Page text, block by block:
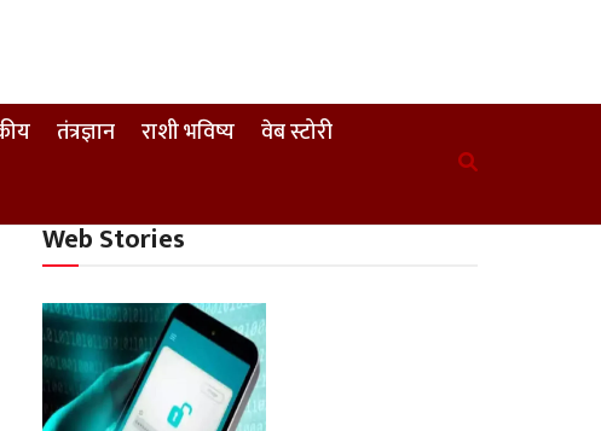
तंत्रज्ञान राशी भविष्य
वेब स्टोरी
Web Stories